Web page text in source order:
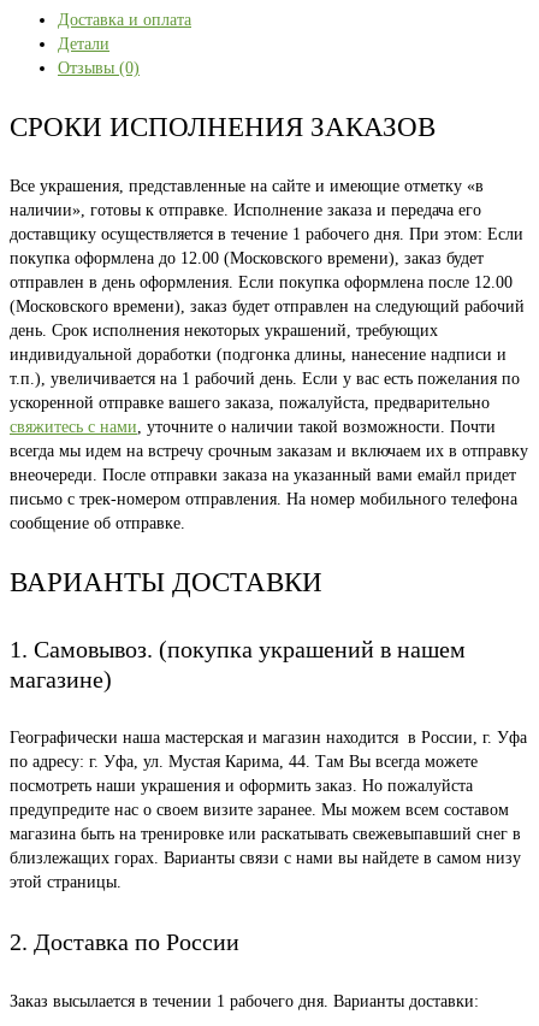
Доставка и оплата
Детали
Отзывы (0)
СРОКИ ИСПОЛНЕНИЯ ЗАКАЗОВ
Все украшения, представленные на сайте и имеющие отметку «в
наличии», готовы к отправке. Исполнение заказа и передача его
доставщику осуществляется в течение 1 рабочего дня. При этом: Если
покупка оформлена до 12.00 (Московского времени), заказ будет
отправлен в день оформления. Если покупка оформлена после 12.00
(Московского времени), заказ будет отправлен на следующий рабочий
день. Срок исполнения некоторых украшений, требующих
индивидуальной доработки (подгонка длины, нанесение надписи и
т.п.), увеличивается на 1 рабочий день. Если у вас есть пожелания по
ускоренной отправке вашего заказа, пожалуйста, предварительно
свяжитесь с нами, уточните о наличии такой возможности. Почти
всегда мы идем на встречу срочным заказам и включаем их в отправку
внеочереди. После отправки заказа на указанный вами емайл придет
письмо с трек-номером отправления. На номер мобильного телефона
сообщение об отправке.
ВАРИАНТЫ ДОСТАВКИ
1. Самовывоз. (покупка украшений в нашем
магазине)
Географически наша мастерская и магазин находится в России, г. Уфа
по адресу: г. Уфа, ул. Мустая Карима, 44. Там Вы всегда можете
посмотреть наши украшения и оформить заказ. Но пожалуйста
предупредите нас о своем визите заранее. Мы можем всем составом
магазина быть на тренировке или раскатывать свежевыпавший снег в
близлежащих горах. Варианты связи с нами вы найдете в самом низу
этой страницы.
2. Доставка по России
Заказ высылается в течении 1 рабочего дня. Варианты доставки: